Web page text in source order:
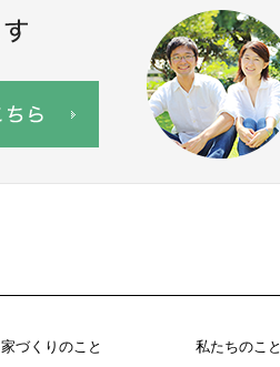
家づくりのこと 私たちのこと